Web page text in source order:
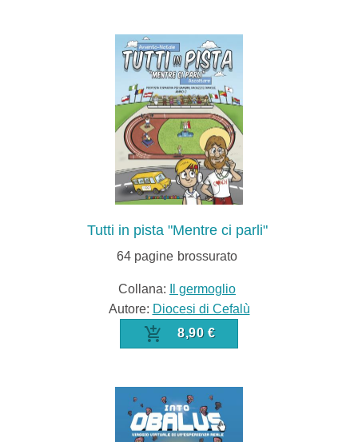
Tutti in pista "Mentre ci parli"
64 pagine brossurato
Collana:
Il germoglio
Autore: Diocesi di Cefalù
8,90 €